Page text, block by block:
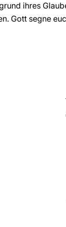
ihres
Gott segne